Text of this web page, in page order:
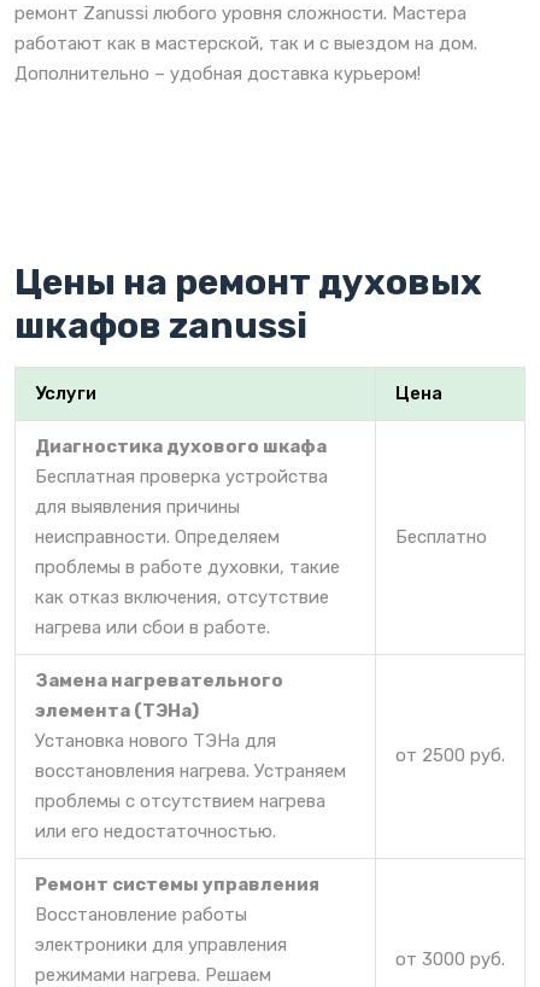
ремонт Zanussi любого уровня сложности. Мастера
работают как в мастерской, так и с выездом на дом.
Дополнительно – удобная доставка курьером!
Цены на ремонт духовых
шкафов zanussi
Услуги Цена
Диагностика духового шкафа
Бесплатная проверка устройства
для выявления причины
неисправности. Определяем
проблемы в работе духовки, такие
как отказ включения, отсутствие
нагрева или сбои в работе.
Бесплатно
Замена нагревательного
элемента (ТЭНа)
Установка нового ТЭНа для
восстановления нагрева. Устраняем
проблемы с отсутствием нагрева
или его недостаточностью.
от 2500 руб.
Ремонт системы управления
Восстановление работы
электроники для управления
режимами нагрева. Решаем
от 3000 руб.